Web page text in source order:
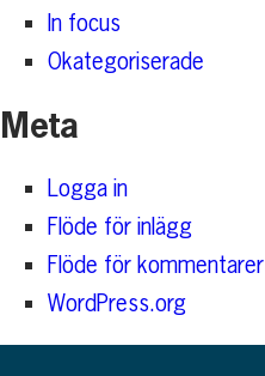
In focus
Okategoriserade
Meta
Logga in
Flöde för inlägg
Flöde för kommentarer
WordPress.org